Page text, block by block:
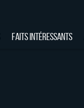
FAITS INTÉRESSANTS